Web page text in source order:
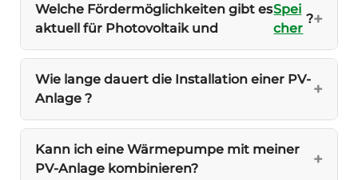
Welche Fördermöglichkeiten gibt es
aktuell für Photovoltaik und
Spei
cher
?
Wie lange dauert die Installation einer PV-
Anlage ?
Kann ich eine Wärmepumpe mit meiner
PV-Anlage kombinieren?